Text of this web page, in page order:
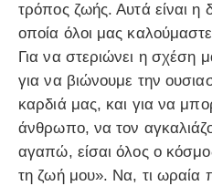
τρόπος ζωής. Αυτά είναι η
οποία όλοι μας
Για να στεριώνει η
για να βιώνουμε την
καρδιά μας, και για να
άνθρωπο, να τον
αγαπώ, είσαι όλος ο
τη ζωή μου». Να, τι ωραία